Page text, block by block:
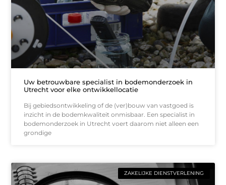
Uw betrouwbare specialist in bodemonderzoek in
Utrecht voor elke ontwikkellocatie
Bij gebiedsontwikkeling of de (ver)bouw van vastgoed is
inzicht in de bodemkwaliteit onmisbaar. Een specialist in
bodemonderzoek in Utrecht voert daarom niet alleen een
grondige
ZAKELIJKE DIENSTVERLENING